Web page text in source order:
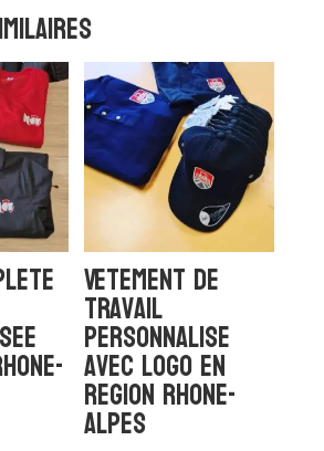
Vetement de
travail
personnalise
avec logo en
region Rhone-
Alpes